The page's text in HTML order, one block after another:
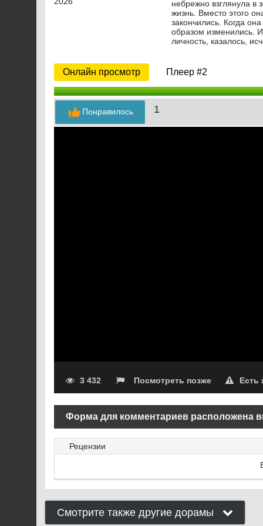
небрежно взглянула в
жизнь. Вместо этого
закончились. Когда
образом изменились.
личность, казалось,
Онлайн просмотр Плеер #2
1
Понравилось
3 432 Посмотреть позже Есть
Форма для комментариев расположена
Рецензии
Смотрите также другие дорамы